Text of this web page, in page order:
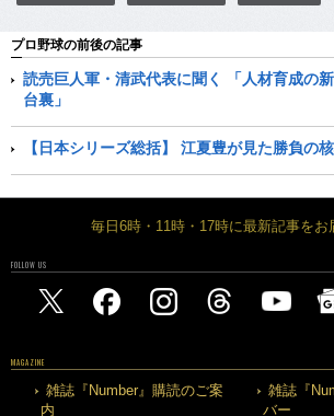
プロ野球の前後の記事
読売巨人軍・清武代表に聞く 「人材育成の
台裏」
【日本シリーズ総括】 江夏豊が見た勝負の核
毎日6時・11時・17時に最新記事をお
FOLLOW US
MAGAZINE
雑誌『Number』購読のご案
内
雑誌『
バー